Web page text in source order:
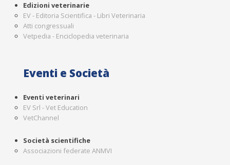
Edizioni veterinarie
EV - Editoria Scientifica - Libri Veterinaria
Atti congressuali
Vetpedia - Enciclopedia veterinaria
Eventi e Società
Eventi veterinari
EV Srl - Vet Education
VetChannel
Società scientifiche
Associazioni federate ANMVI